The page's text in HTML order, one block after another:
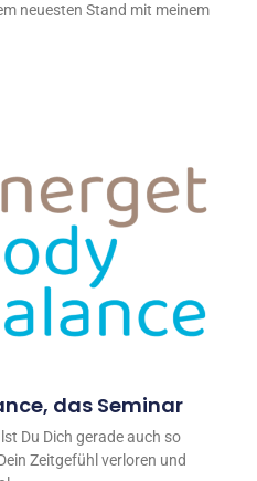
neuesten Stand mit meinem
das Seminar
Du Dich gerade auch so
Zeitgefühl verloren und